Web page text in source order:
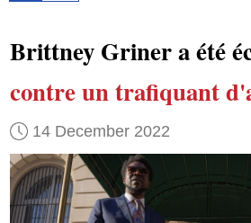
Brittney Griner a été
contre un trafiquant
14 December 2022